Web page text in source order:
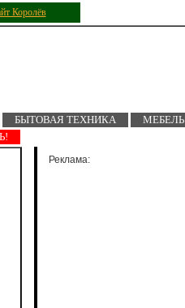
Королёв
БЫТОВАЯ ТЕХНИКА
МЕБЕЛЬ
Реклама: